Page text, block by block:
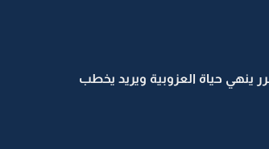
ينهي حياة العزوبية ويريد يخطب